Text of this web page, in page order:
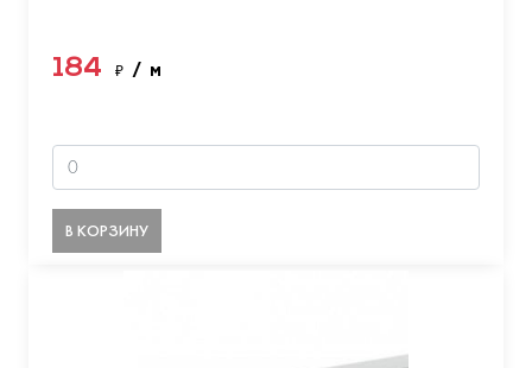
184 ₽ / м
В КОРЗИНУ